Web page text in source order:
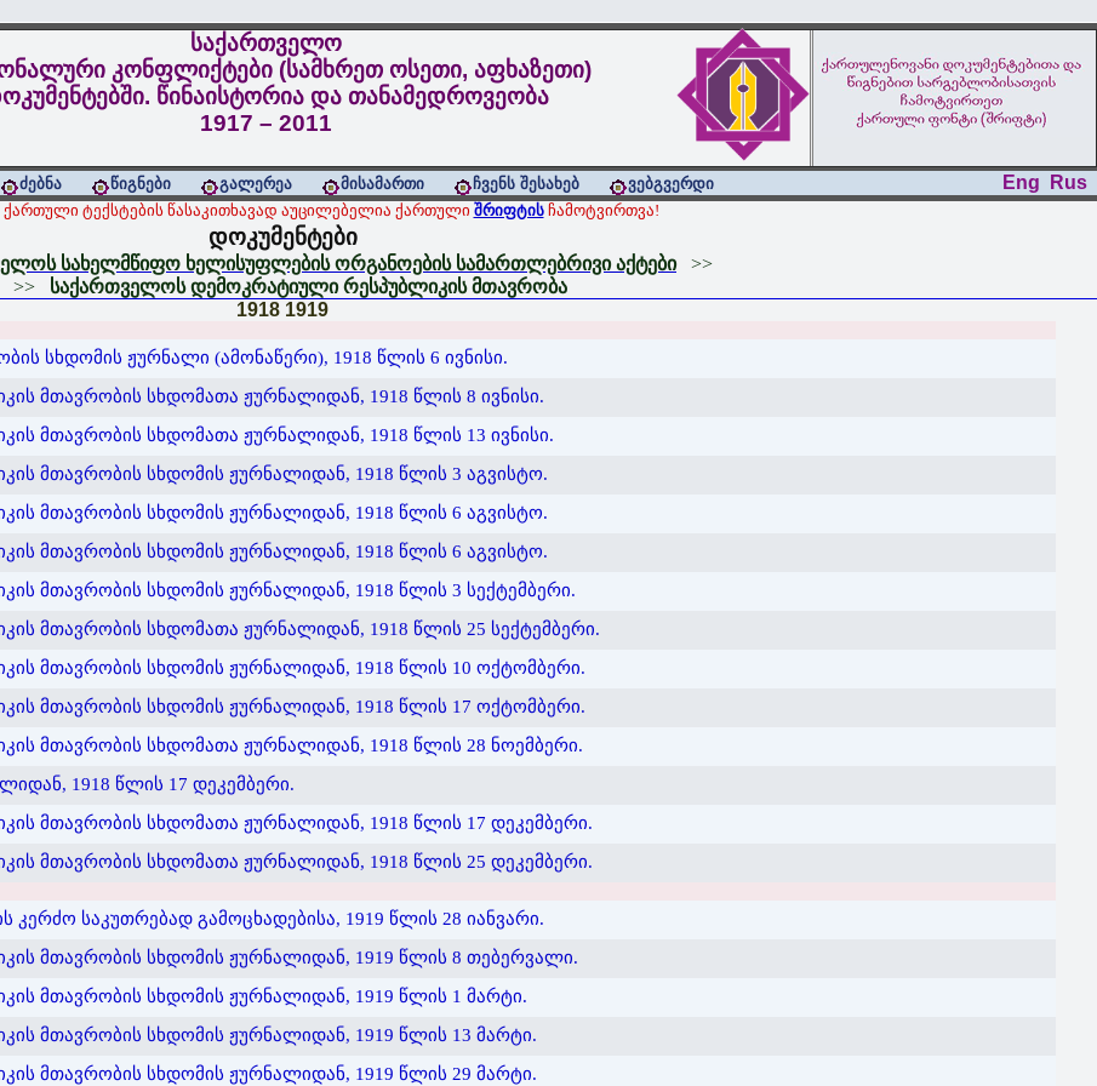
საქართველო
კონფლიქტები (სამხრეთ ოსეთი, აფხაზეთი)
წინაისტორია და თანამედროვეობა
1917 – 2011
ძებნა წიგნები გალერეა მისამართი ჩვენს შესახებ ვებგვერდი Eng Rus
ტექსტების წასაკითხავად აუცილებელია ქართული შრიფტისჩამოტვირთვა!
დოკუმენტები
სახელმწიფო ხელისუფლების ორგანოების სამართლებრივი აქტები>>
>> საქართველოს დემოკრატიული რესპუბლიკის მთავრობა
1918 1919
სხდომის ჟურნალი (ამონაწერი), 1918 წლის 6 ივნისი.
მთავრობის სხდომათა ჟურნალიდან, 1918 წლის 8 ივნისი.
მთავრობის სხდომათა ჟურნალიდან, 1918 წლის 13 ივნისი.
მთავრობის სხდომის ჟურნალიდან, 1918 წლის 3 აგვისტო.
მთავრობის სხდომის ჟურნალიდან, 1918 წლის 6 აგვისტო.
მთავრობის სხდომის ჟურნალიდან, 1918 წლის 6 აგვისტო.
მთავრობის სხდომის ჟურნალიდან, 1918 წლის 3 სექტემბერი.
მთავრობის სხდომათა ჟურნალიდან, 1918 წლის 25 სექტემბერი.
მთავრობის სხდომის ჟურნალიდან, 1918 წლის 10 ოქტომბერი.
მთავრობის სხდომის ჟურნალიდან, 1918 წლის 17 ოქტომბერი.
მთავრობის სხდომათა ჟურნალიდან, 1918 წლის 28 ნოემბერი.
1918 წლის 17 დეკემბერი.
მთავრობის სხდომათა ჟურნალიდან, 1918 წლის 17 დეკემბერი.
მთავრობის სხდომათა ჟურნალიდან, 1918 წლის 25 დეკემბერი.
კერძო საკუთრებად გამოცხადებისა, 1919 წლის 28 იანვარი.
მთავრობის სხდომის ჟურნალიდან, 1919 წლის 8 თებერვალი.
მთავრობის სხდომის ჟურნალიდან, 1919 წლის 1 მარტი.
მთავრობის სხდომის ჟურნალიდან, 1919 წლის 13 მარტი.
მთავრობის სხდომის ჟურნალიდან, 1919 წლის 29 მარტი.